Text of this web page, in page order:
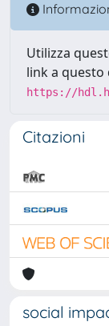
Utilizza
link a
https://
Citazioni
social